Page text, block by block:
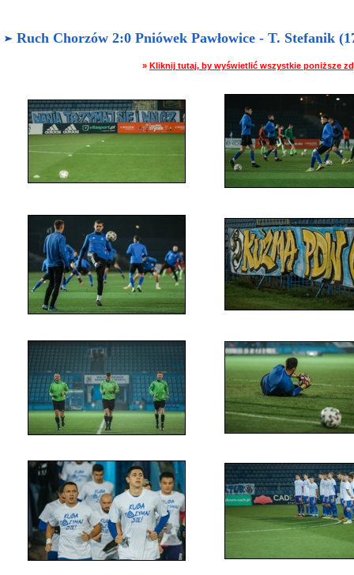
Ruch Chorzów 2:0 Pniówek Pawłowice - T. Stefanik
» Kliknij tutaj, by wyświetlić wszystkie poniższe